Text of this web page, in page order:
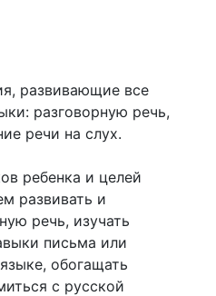
развивающие все
разговорную речь,
речи на слух.
ребенка и целей
развивать и
речь, изучать
письма или
обогащать
с русской